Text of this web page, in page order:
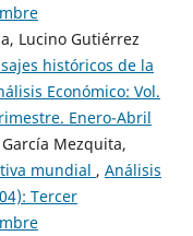
Lucino Gutiérrez
históricos de la
Económico: Vol.
Enero-Abril
Mezquita,
mundial , Análisis
Tercer